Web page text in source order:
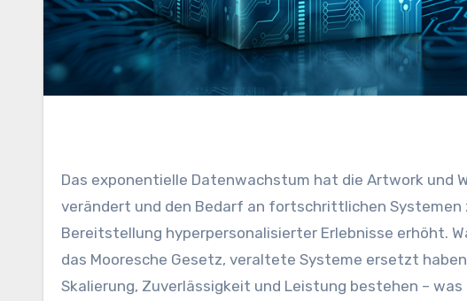
Das exponentielle Datenwachstum hat die Artwork und Weise, wie Unternehmen ihre Kunden verstehen,
verändert und den Bedarf an fortschrittlichen Systemen
Bereitstellung hyperpersonalisierter Erlebnisse erhöht.
das Mooresche Gesetz, veraltete Systeme ersetzt
Skalierung, Zuverlässigkeit und Leistung bestehen –